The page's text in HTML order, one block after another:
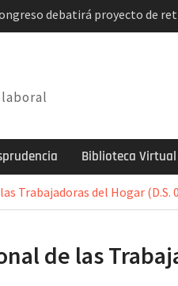
debatirá proyecto de
Problema y solución
nacional
de derogarlo
Biblioteca Virtual
Trabajadoras del Hogar (D.S.
de las